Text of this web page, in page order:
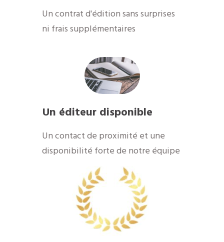
Un contrat d'édition sans surprises
ni frais supplémentaires
Un éditeur disponible
​Un contact de proximité et une
disponibilité forte de notre équipe